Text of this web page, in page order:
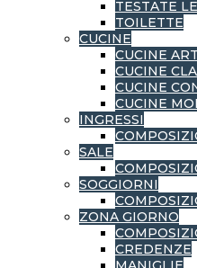
TESTATE
TOILETTE
CUCINE
CUCINE
CUCINE
CUCINE
CUCINE
INGRESSI
SALE
SOGGIORNI
ZONA GIORNO
CREDENZE